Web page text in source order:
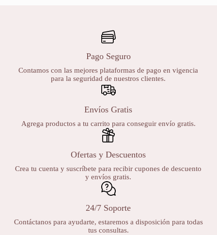
Pago Seguro
Contamos con las mejores plataformas de pago en vigencia
para la seguridad de nuestros clientes.
Envíos Gratis
Agrega productos a tu carrito para conseguir envío gratis.
Ofertas y Descuentos
Crea tu cuenta y suscríbete para recibir cupones de descuento
y envíos gratis.
24/7 Soporte
Contáctanos para ayudarte, estaremos a disposición para todas
tus consultas.